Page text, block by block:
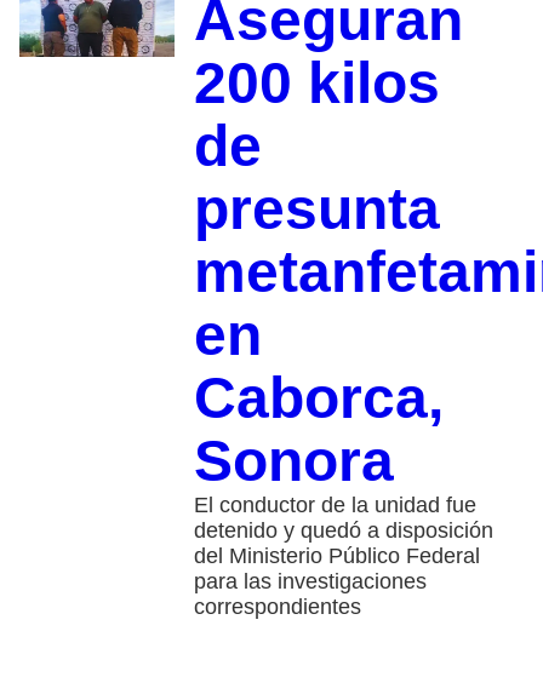
Aseguran
200 kilos
de
presunta
en
Caborca,
Sonora
El conductor de la unidad fue
detenido y quedó a disposición
del Ministerio Público Federal
para las investigaciones
correspondientes